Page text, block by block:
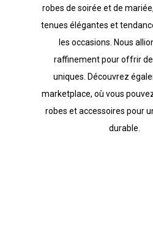
robes de soirée et de
tenues élégantes et
les occasions. Nous
raffinement pour offrir
uniques. Découvrez
marketplace, où vous
robes et accessoires pour
durable.